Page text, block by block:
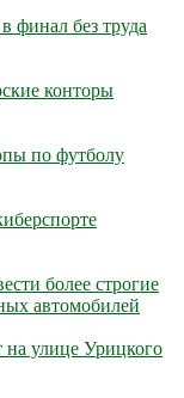
финал без труда
конторы
по футболу
более строгие
автомобилей
на улице Урицкого